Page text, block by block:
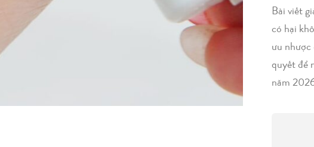
Bài viết
có hại
ưu nhược
quyết để
năm